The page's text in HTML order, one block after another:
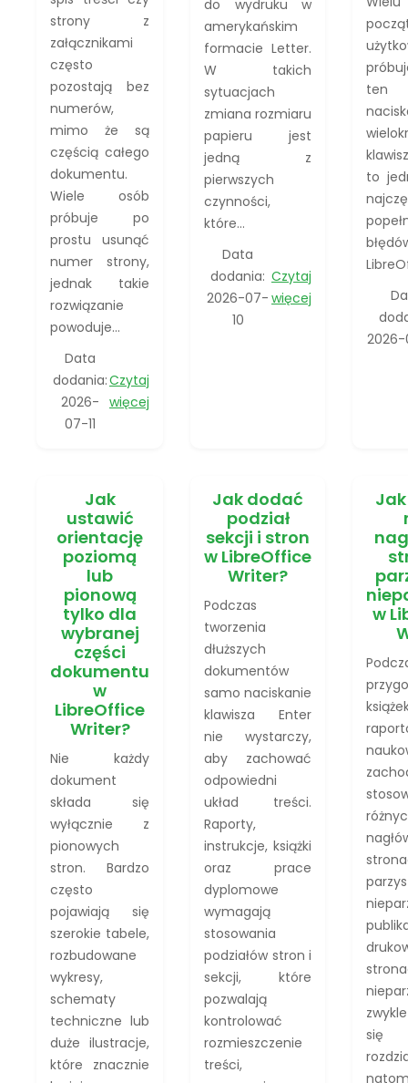
strony z
załącznikami
często
pozostają bez
numerów,
mimo że są
częścią całego
dokumentu.
Wiele osób
próbuje po
prostu usunąć
numer strony,
jednak takie
rozwiązanie
powoduje...
Data
dodania:
2026-
07-11
Czytaj
więcej
do wydruku w
amerykańskim
formacie Letter.
W takich
sytuacjach
zmiana rozmiaru
papieru jest
jedną z
pierwszych
czynności,
które...
Data
dodania:
2026-07-
10
Czytaj
więcej
to
Jak
ustawić
orientację
poziomą
lub
pionową
tylko dla
wybranej
części
dokumentu
w
LibreOffice
Writer?
Nie każdy
dokument
składa się
wyłącznie z
pionowych
stron. Bardzo
często
pojawiają się
szerokie tabele,
rozbudowane
wykresy,
schematy
techniczne lub
duże ilustracje,
które znacznie
Jak dodać
podział
sekcji i stron
w LibreOffice
Writer?
Podczas
tworzenia
dłuższych
dokumentów
samo naciskanie
klawisza Enter
nie wystarczy,
aby zachować
odpowiedni
układ treści.
Raporty,
instrukcje, książki
oraz prace
dyplomowe
wymagają
stosowania
podziałów stron i
sekcji, które
pozwalają
kontrolować
rozmieszczenie
treści,
w
się